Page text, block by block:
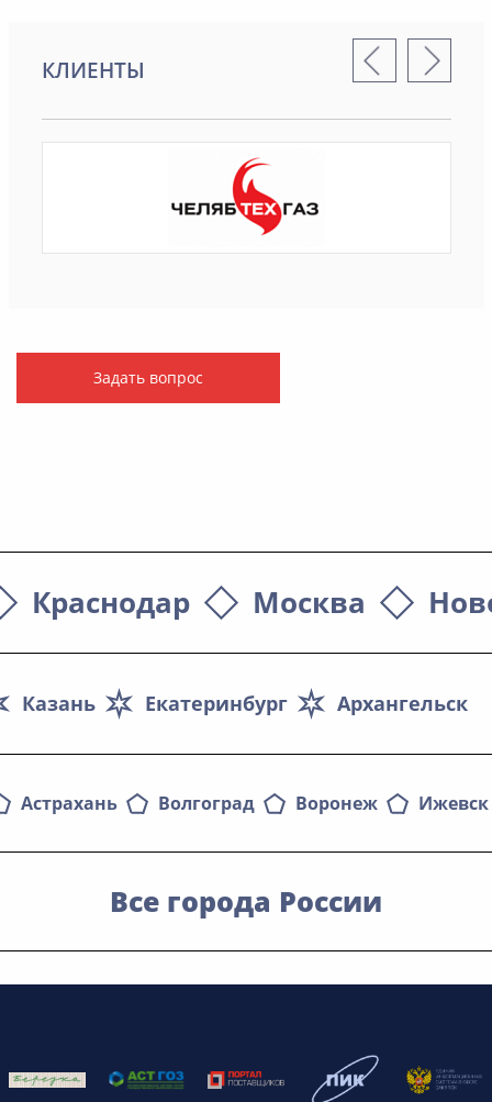
КЛИЕНТЫ
Задать вопрос
Краснодар Москва
Архангельск
Екатеринбург
Казань
Астрахань Волгоград Воронеж Ижевск
Все города России